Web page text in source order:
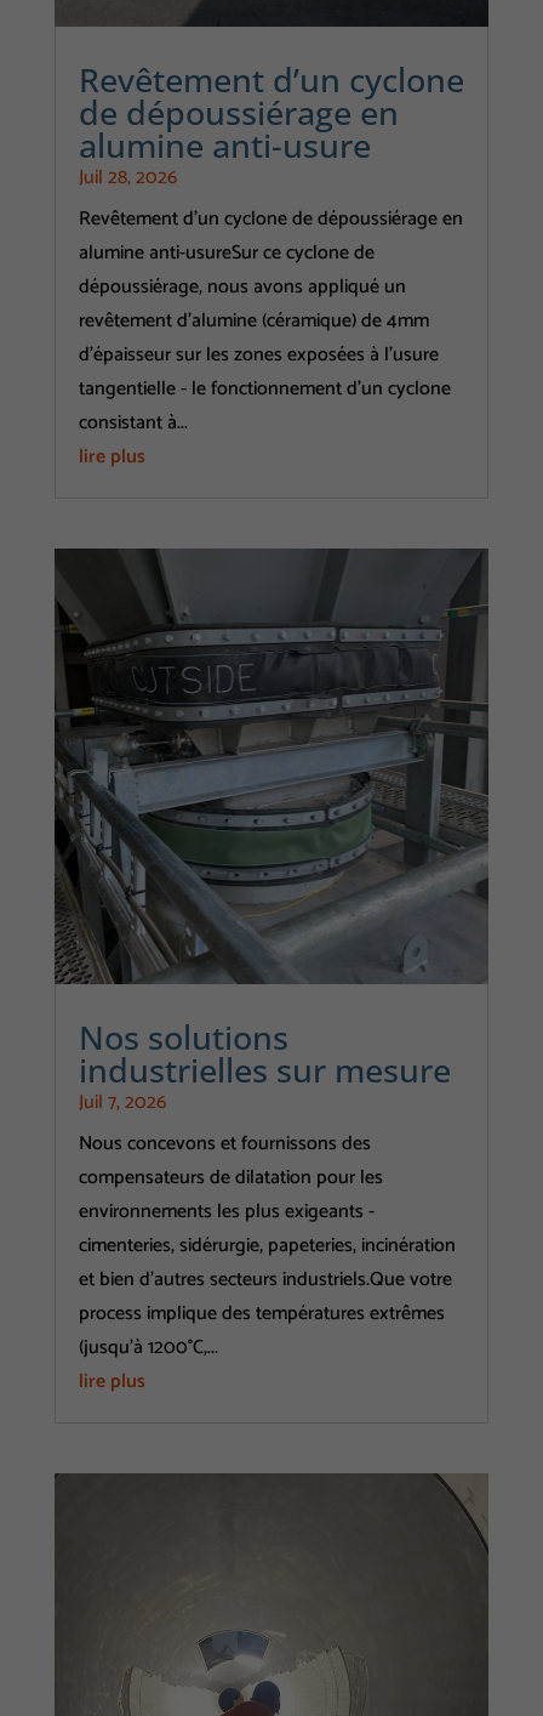
Revêtement d’un cyclone
de dépoussiérage en
alumine anti-usure
Juil 28, 2026
Revêtement d'un cyclone de dépoussiérage en
alumine anti-usureSur ce cyclone de
dépoussiérage, nous avons appliqué un
revêtement d'alumine (céramique) de 4mm
d'épaisseur sur les zones exposées à l'usure
tangentielle - le fonctionnement d'un cyclone
consistant à...
lire plus
Nos solutions
industrielles sur mesure
Juil 7, 2026
Nous concevons et fournissons des
compensateurs de dilatation pour les
environnements les plus exigeants -
cimenteries, sidérurgie, papeteries, incinération
et bien d'autres secteurs industriels.Que votre
process implique des températures extrêmes
(jusqu'à 1200°C,...
lire plus